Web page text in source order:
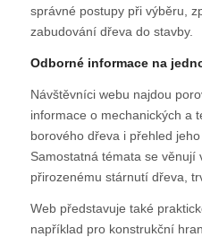
správné postupy při výběru,
zabudování dřeva do stavby.
Odborné informace na
Návštěvníci webu najdou
informace o mechanických a
borového dřeva i přehled
Samostatná témata se věnují
přirozenému stárnutí dřeva,
Web představuje také
například pro konstrukční